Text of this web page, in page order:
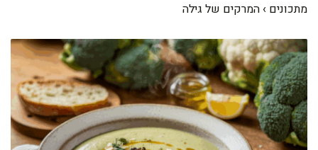
מתכונים › המרקים של גילה